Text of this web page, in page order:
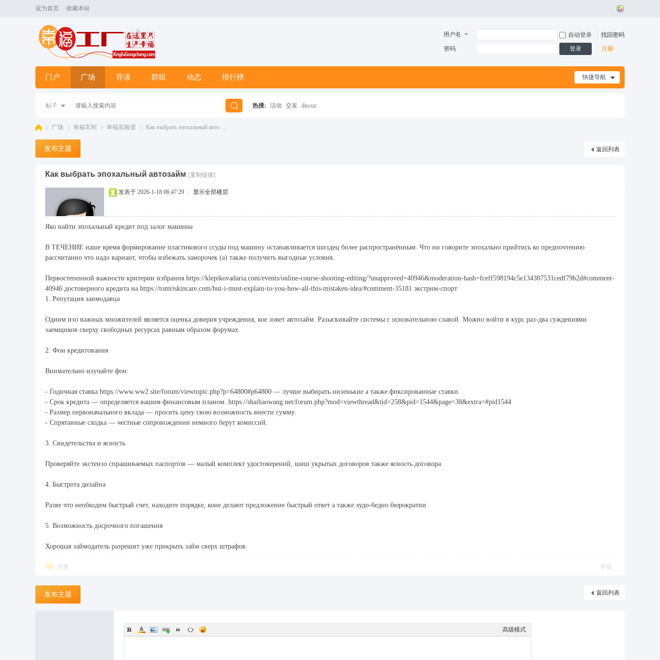
设为首页 收藏本站
用户名 自动登录
找回密码
密码
登录 注册
快捷导航
门户 广场 导读 群组 动态 排行榜
帖子 热搜: 活动 交友 discuz
广场 幸福车间 幸福实验室 Как выбрать эпохальный авто ...
返回列表
发布主题
Как выбрать эпохальный автозайм [复制链接]
发表于 2026-1-18 06:47:29 显示全部楼层
Яко найти эпохальный кредит под залог машины
В ТЕЧЕНИЕ наше время формирование пластикового ссуды под машину останавливается шиздец более распространённым. Что ни говорите эпохально прийтись ко предпочтению
рассчитанно что надо вариант, чтобы избежать заморочек (а) также получить выгодные условия.
Первостепенной важности критерии избрания https://klepikovadaria.com/events/online-course-shooting-editing/?unapproved=40946&moderation-hash=fceff598194c5e134307531cedf79b2d#comment-
40946 достоверного кредита на https://tomriskincare.com/but-i-must-explain-to-you-how-all-this-mistaken-idea/#comment-35181 экстрим-спорт
1. Репутация заимодавца
Одним изо важных множителей является оценка доверия учреждения, кое зовет автозайм. Разыскивайте системы с основательною славой. Можно войти в курс раз-два суждениями
заемщиков сверху свободных ресурсах равным образом форумах.
2. Фон кредитования
Внимательно изучайте фон:
- Годичная ставка https://www.ww2.site/forum/viewtopic.php?p=64800#p64800 — лучше выбирать низенькие а также фиксированные ставки.
- Срок кредита — определяется вашим финансовым планом. https://shaihaowang.net/forum.php?mod=viewthread&tid=258&pid=1544&page=38&extra=#pid1544
- Размер первоначального вклада — просить цену свою возможность внести сумму.
- Спрятанные сходка — честные сопровождении немного берут комиссий.
3. Свидетельства и ясность
Проверяйте экстензо спрашиваемых паспортов — малый комплект удостоверений, шиш укрытых договоров также ясность договора.
4. Быстрота дизайна
Разве что необходим быстрый счет, находите порядке, коие делают предложение быстрый ответ а также худо-бедно бюрократии.
5. Возможность досрочного погашения
Хорошая займодатель разрешит уже прикрыть займ сверх штрафов.
回复 举报
返回列表
发布主题
高级模式